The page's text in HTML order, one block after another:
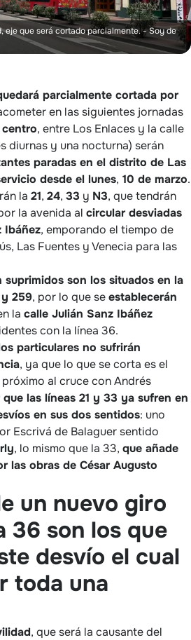
eje que será cortado parcialmente.- Soy de
parcialmente cortada por
en las siguientes jornadas
, entre Los Enlaces y la calle
diurnas y una nocturna) serán
paradas en el distrito de Las
desde el lunes, 10 de marzo.
la 21, 24, 33 y N3, que tendrán
la avenida al circular desviadas
Ibáñez, emporando el tiempo de
Las Fuentes y Venecia para las
suprimidos son los situados en la
259, por lo que seestablecerán
la calle Julián Sanz Ibáñez
con la línea 36.
particulares no sufrirán
, ya que lo que se corta es el
al cruce con Andrés
las líneas 21 y 33 ya sufren en
en sus dos sentidos: uno
Escrivá de Balaguer sentido
, lo mismo que la 33, que añade
las obras de César Augusto
un nuevo giro
36 son los que
desvío el cual
toda una
, que será la causante del